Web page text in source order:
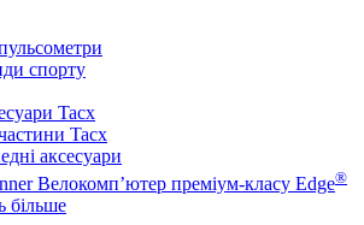
спорту
Tacx
Tacx
аксесуари
Велокомп’ютер преміум-класу Edge®
більше